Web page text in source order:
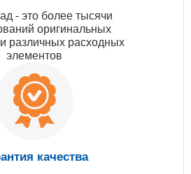
- это более тысячи
оригинальных
различных расходных
элементов
качества